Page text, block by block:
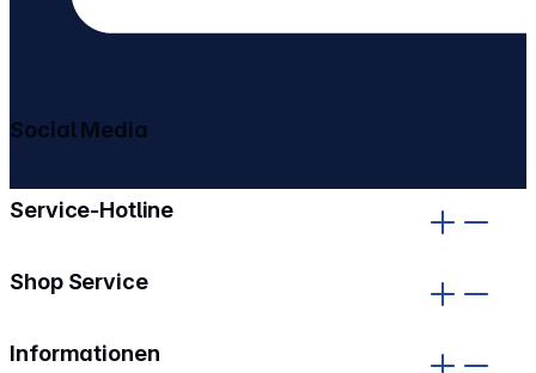
Service-Hotline
Shop Service
Informationen
Social Media